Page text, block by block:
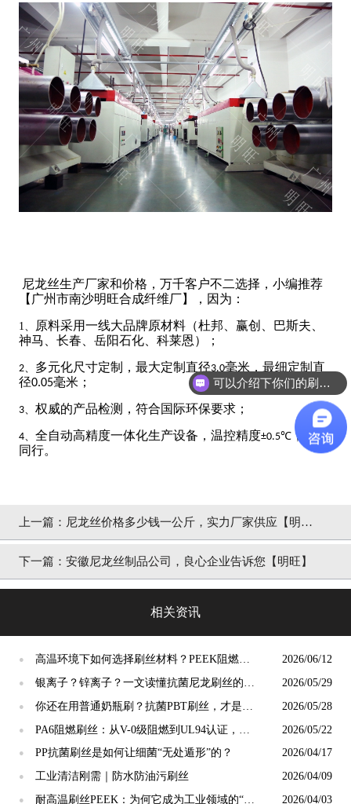
尼龙丝生产厂家和价格，万千客户不二选择，小编推荐
【广州市南沙明旺合成纤维厂】，因为：
1、
原料采用一线大品牌原材料（杜邦、赢创、巴斯夫、
神马、长春、岳阳石化、科莱恩）；
2、 多元化尺寸定制，最大定制直径3.0毫米，最细定制直
径0.05毫米；
3、 权威的产品检测，符合国际环保要求；
4、 全自动高精度一体化生产设备，温控精度±0.5℃，远超
同行。
上一篇： 尼龙丝价格多少钱一公斤，实力厂家供应【明
旺】
下一篇： 安徽尼龙丝制品公司，良心企业告诉您【明旺】
相关资讯
●
高温环境下如何选择刷丝材料？PEEK阻燃刷
丝给出答案
2026/06/12
●
银离子？锌离子？一文读懂抗菌尼龙刷丝的核
心科技与选择标准
2026/05/29
●
你还在用普通奶瓶刷？抗菌PBT刷丝，才是母
婴安全真正的“隐形守护者”
2026/05/28
●
PA6阻燃刷丝：从V-0级阻燃到UL94认证，工
业毛刷的安全底线谁来守护？
2026/05/22
● PP抗菌刷丝是如何让细菌“无处遁形”的？ 2026/04/17
● 工业清洁刚需｜防水防油污刷丝 2026/04/09
●
耐高温刷丝PEEK：为何它成为工业领域的“宠
2026/04/03
可以介绍下你们的刷丝吗？